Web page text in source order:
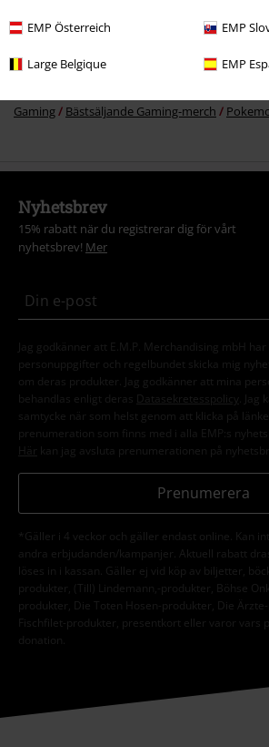
EMP Österreich EMP
Large Belgique EMP
Rea % Tjejer Kläder
Gaming Bästsäljande Gaming-merch
Shirtar
Gaming Bästsäljande Gaming-merch
Nyhetsbrev
15% rabatt när du registrerar dig för vårt
nyhetsbrev! Mer
Jag godkänner att E.M.P. Merchandising mbH
personuppgifter och regelbundet skicka mig
om deras produkter. Jag godkänner att mina
behandlas enligt deras
Datasekretesspolicy
.
samtycke när som helst genom att klicka på
prenumeration som finns med i alla EMP:s
Här kan jag avsluta prenumerationen på
Prenumerera
*Gäller i 4 veckor och gäller endast online. Kan
andra erbjudanden/kampanjer. Aktuell rabatt
löses in i kassan. Gäller ej vid köp av biljetter,
produkter, (Till) Lindemann,-produkter, Böhse
produkter, Die Toten Hosen-produkter, Die
Fischfilet-produkter, presentkort eller varor vars
donation.